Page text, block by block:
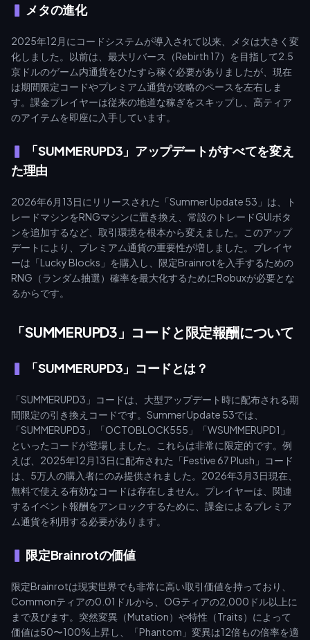
メタの進化
2025年12月にコードシステムが導入されて以来、メタは大きく変
化しました。以前は、最大リバース（Rebirth 17）を目指して2.5
京ドルのゲーム内通貨をひたすら稼ぐ必要がありましたが、現在
は期間限定コードやプレミアム通貨が攻略のペースを左右しま
す。課金プレイヤーは従来の地道な稼ぎをスキップし、高ティア
のアイテムを即座に入手しています。
「SUMMERUPD3」アップデートがすべてを変え
た理由
2026年6月13日にリリースされた「Summer Update 53」は、ト
レードマシンをRNGマシンに置き換え、常設のトレードGUIボタ
ンを追加するなど、取引環境を根本から変えました。このアップ
デートにより、プレミアム通貨の重要性が増しました。プレイヤ
ーは「Lucky Blocks」を購入し、限定Brainrotを入手するための
RNG（ランダム抽選）確率を最大化するためにRobuxが必要とな
るからです。
「SUMMERUPD3」コードと限定報酬について
「SUMMERUPD3」コードとは？
「SUMMERUPD3」コードは、大型アップデート時に配布される期
間限定の引き換えコードです。Summer Update 53では、
「SUMMERUPD3」「OCTOBLOCK555」「WSUMMERUPD1」
といったコードが登場しました。これらは非常に限定的です。例
えば、2025年12月13日に配布された「Festive 67 Plush」コード
は、5万人の購入者にのみ提供されました。2026年3月3日現在、
無料で使える有効なコードは存在しません。プレイヤーは、関連
するイベント報酬をアンロックするために、課金によるプレミア
ム通貨を利用する必要があります。
限定Brainrotの価値
限定Brainrotは現実世界でも非常に高い取引価値を持っており、
Commonティアの0.01ドルから、OGティアの2,000ドル以上に
まで及びます。突然変異（Mutation）や特性（Traits）によって
価値は50〜100%上昇し、「Phantom」変異は12倍もの倍率を適